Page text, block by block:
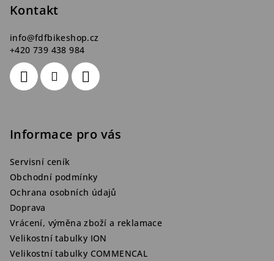
Kontakt
info@fdfbikeshop.cz
+420 739 438 984
Informace pro vás
Servisní ceník
Obchodní podmínky
Ochrana osobních údajů
Doprava
Vrácení, výměna zboží a reklamace
Velikostní tabulky ION
Velikostní tabulky COMMENCAL